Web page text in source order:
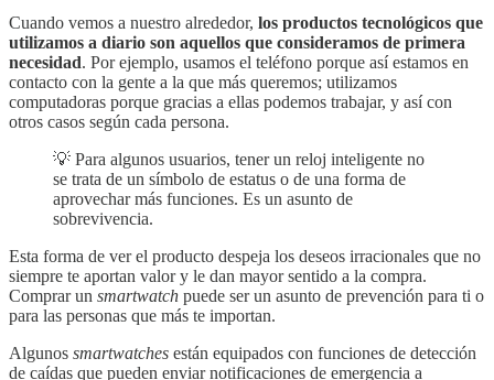
Cuando vemos a nuestro alrededor, los productos tecnológicos que
utilizamos a diario son aquellos que consideramos de primera
necesidad. Por ejemplo, usamos el teléfono porque así estamos en
contacto con la gente a la que más queremos; utilizamos
computadoras porque gracias a ellas podemos trabajar, y así con
otros casos según cada persona.
💡 Para algunos usuarios, tener un reloj inteligente no
se trata de un símbolo de estatus o de una forma de
aprovechar más funciones. Es un asunto de
sobrevivencia.
Esta forma de ver el producto despeja los deseos irracionales que no
siempre te aportan valor y le dan mayor sentido a la compra.
Comprar un smartwatch puede ser un asunto de prevención para ti o
para las personas que más te importan.
Algunos smartwatches están equipados con funciones de detección
de caídas que pueden enviar notificaciones de emergencia a